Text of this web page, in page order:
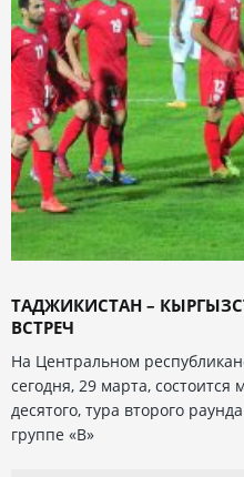
ТАДЖИКИСТАН –
ВСТРЕЧ
На Центральном
сегодня, 29 марта, состоится
десятого, тура второго
группе «В»